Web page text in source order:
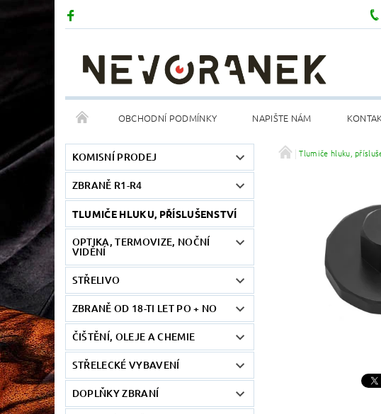
OBCHODNÍ PODMÍNKY NAPIŠTE NÁM
KOMISNÍ PRODEJ
ZBRANĚ R1-R4
TLUMIČE HLUKU, PŘÍSLUŠENSTVÍ
OPTIKA, TERMOVIZE, NOČNÍ
VIDĚNÍ
STŘELIVO
ZBRANĚ OD 18-TI LET PO + NO
ČIŠTĚNÍ, OLEJE A CHEMIE
STŘELECKÉ VYBAVENÍ
DOPLŇKY ZBRANÍ
Tlumiče hluku,